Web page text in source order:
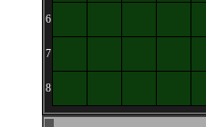
6
7
8